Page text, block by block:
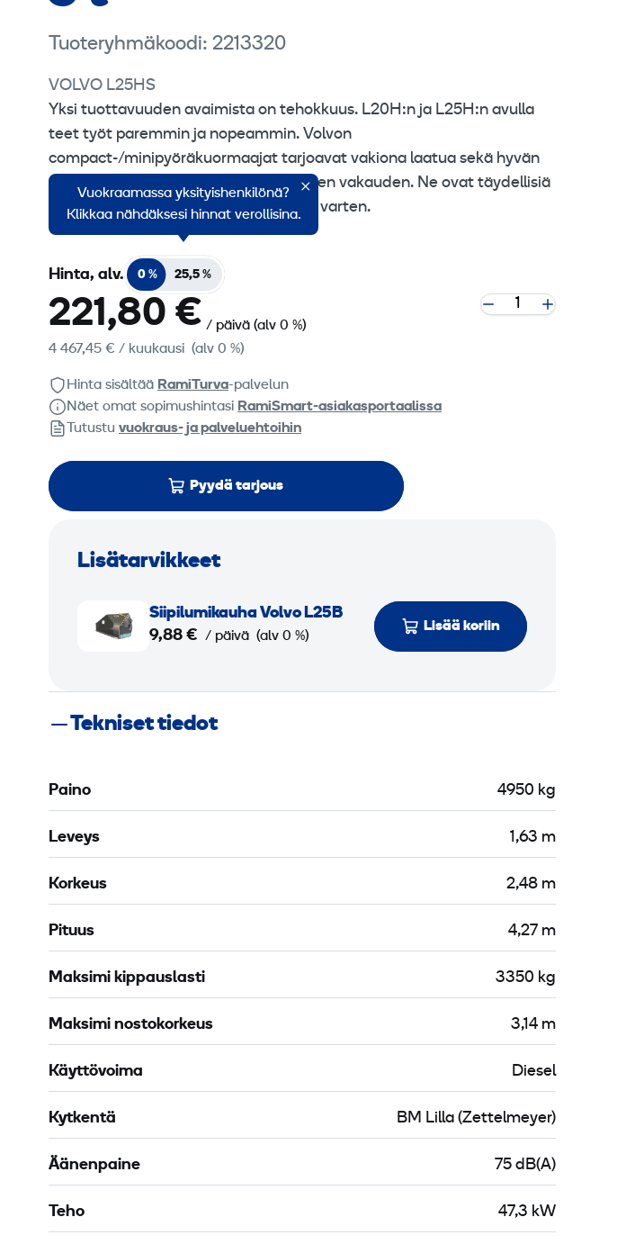
Tuoteryhmäkoodi: 2213320
VOLVO L25HS
Yksi tuottavuuden avaimista on tehokkuus. L20H:n ja L25H:n avulla
teet työt paremmin ja nopeammin. Volvon
compact-/minipyöräkuormaajat tarjoavat vakiona laatua sekä hyvän
näkyvyyden joka puolelle ja erinomaisen vakauden. Ne ovat täydellisiä
kumppaneita tehokasta työskentelyä varten.
Vuokraamassa yksityishenkilönä?
Klikkaa nähdäksesi hinnat verollisina.
Hinta, alv. 0 % 25,5 %
221,80 € / päivä (alv 0 %)
4 467,45 € / kuukausi (alv 0 %)
Hinta sisältää RamiTurva-palvelun
Näet omat sopimushintasi RamiSmart-asiakasportaalissa
Tutustu vuokraus- ja palveluehtoihin
Pyydä tarjous
Lisätarvikkeet
l
i
a
h
L
2
5
B
Siipilumikauha Volvo L25B
9,88 € / päivä (alv 0 %)
Lisää koriin
Tekniset tiedot
Paino 4950 kg
Leveys 1,63 m
Korkeus 2,48 m
Pituus 4,27 m
Maksimi kippauslasti 3350 kg
Maksimi nostokorkeus 3,14 m
Käyttövoima Diesel
Kytkentä BM Lilla (Zettelmeyer)
Äänenpaine 75 dB(A)
Teho 47,3 kW